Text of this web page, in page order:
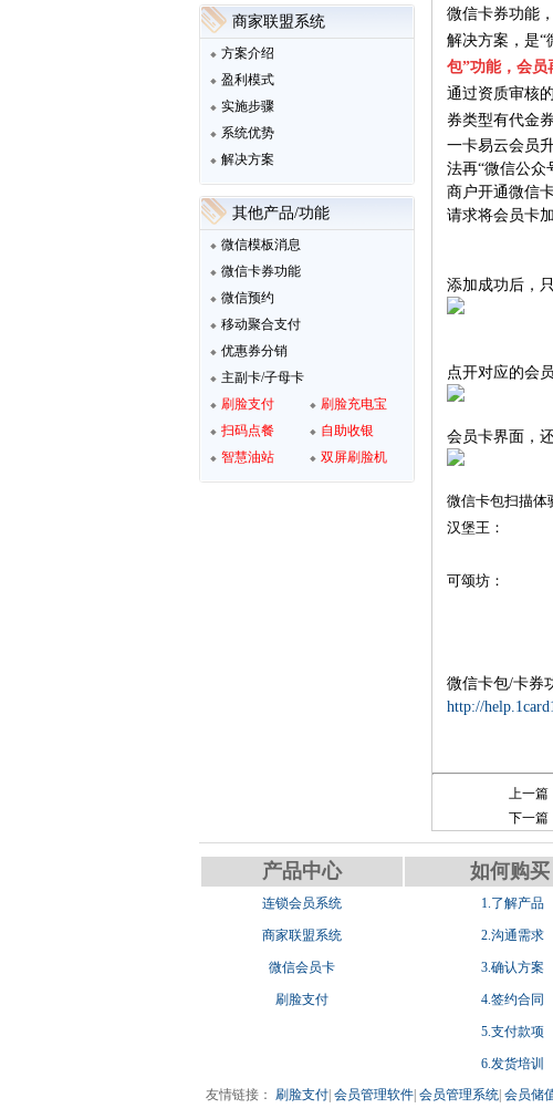
商家联盟系统
方案介绍
盈利模式
实施步骤
系统优势
解决方案
其他产品/功能
微信模板消息
微信卡券功能
微信预约
移动聚合支付
优惠券分销
主副卡/子母卡
刷脸支付
扫码点餐
智慧油站
刷脸充电宝
自助收银
双屏刷脸机
微信卡券功能
解决方案，是“
包”功能，会员
通过资质审核
券类型有代金
一卡易云会员
法再“微信公众
商户开通微信
请求将会员卡
添加成功后，
点开对应的会
会员卡界面，
微信卡包扫描体
汉堡王：
可颂坊：
微信卡包/卡券
http://
上一篇
下一篇
产品中心 如何购买
连锁会员系统 1.了解产品
商家联盟系统 2.沟通需求
微信会员卡 3.确认方案
刷脸支付 4.签约合同
5.支付款项
6.发货培训
友情链接： 刷脸支付 会员管理软件 会员管理系统 会员储